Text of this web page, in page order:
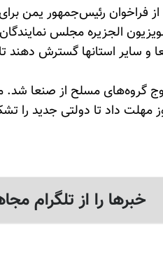
فراخوان رئیس‌جمهور یمن
الجزیره مجلس
و سایر استانها گسترش دهند
گروه‌های مسلح از صنعا شد.
خبرها را از تلگرام